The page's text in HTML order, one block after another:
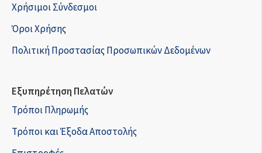
Χρήσιμοι Σύνδεσμοι
Όροι Χρήσης
Πολιτική Προστασίας Προσωπικών Δεδομένων
Εξυπηρέτηση Πελατών
Τρόποι Πληρωμής
Τρόποι και Έξοδα Αποστολής